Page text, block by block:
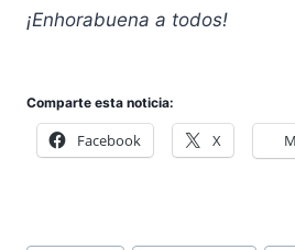
¡Enhorabuena a todos!
Comparte esta noticia:
Facebook X